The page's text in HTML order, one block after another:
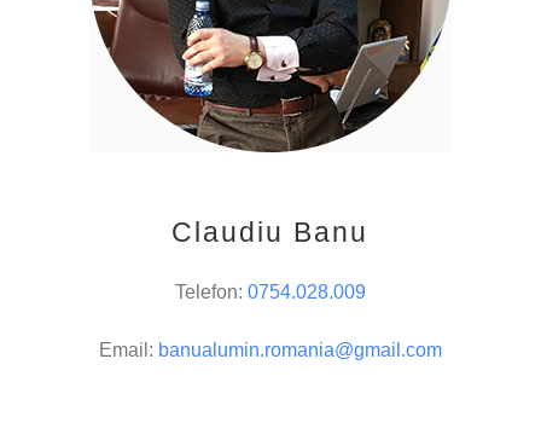
Claudiu Banu
Telefon: 0754.028.009
Email: banualumin.romania@gmail.com